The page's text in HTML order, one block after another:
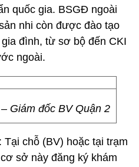
quốc gia. BSGĐ ngoài
nhi còn được đào tạo
đình, từ sơ bộ đến CKI
ngoài.
Giám đốc BV Quận 2
chỗ (BV) hoặc tại trạm
sở này đăng ký khám